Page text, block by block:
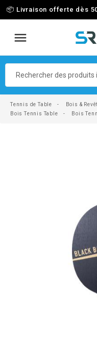
📦 Livraison offerte dès
Tennis de Table
Bois &
Bois Tennis Table
Bois